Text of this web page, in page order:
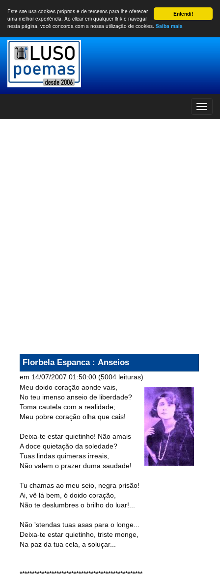
Entendi!
Este site usa cookies próprios e de terceiros para lhe oferecer
uma melhor experiência. Ao clicar em qualquer link e navegar
nesta página, você concorda com a nossa utilização de cookies. Saiba mais
Florbela Espanca: Anseios
em 14/07/2007 01:50:00 (5004 leituras)
Meu doido coração aonde vais,
No teu imenso anseio de liberdade?
Toma cautela com a realidade;
Meu pobre coração olha que cais!
Deixa-te estar quietinho! Não amais
A doce quietação da soledade?
Tuas lindas quimeras irreais,
Não valem o prazer duma saudade!
Tu chamas ao meu seio, negra prisão!
Ai, vê lá bem, ó doido coração,
Não te deslumbres o brilho do luar!...
Não 'stendas tuas asas para o longe...
Deixa-te estar quietinho, triste monge,
Na paz da tua cela, a soluçar...
**************************************************